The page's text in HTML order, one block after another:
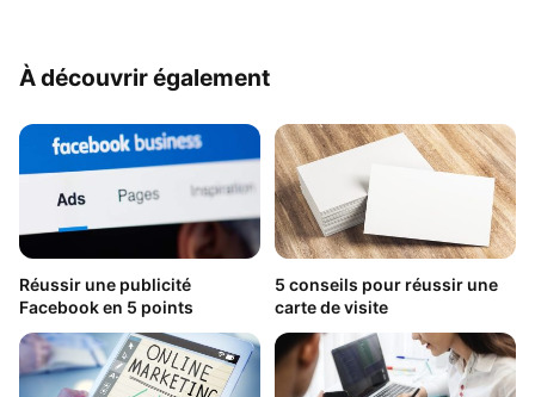
À découvrir également
Réussir une publicité
Facebook en 5 points
5 conseils pour réussir une
carte de visite